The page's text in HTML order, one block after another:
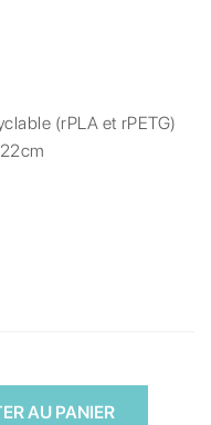
(rPLA et rPETG)
AU PANIER